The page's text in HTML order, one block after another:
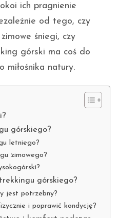
ich pragnienie
od tego, czy
śniegi, czy
górski ma coś do
miłośnika natury.
górskiego?
letniego?
zimowego?
górskiego?
jest potrzebny?
i poprawić kondycję?